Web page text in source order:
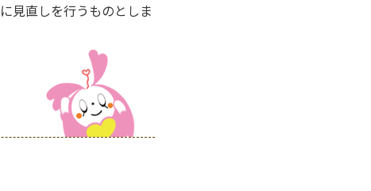
見直しを行うものとしま